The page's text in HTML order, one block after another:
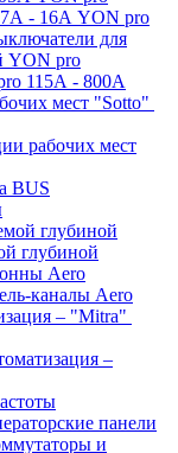
- 16А YON pro
для
YON pro
115А - 800А
мест "Sotto"
рабочих мест
BUS
глубиной
глубиной
Aero
каналы Aero
– "Mitra"
–
панели
и